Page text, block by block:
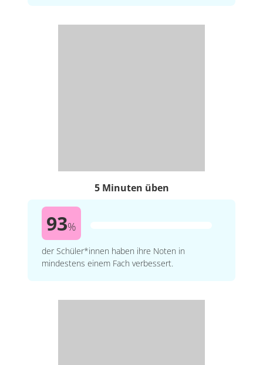
5 Minuten üben
93%
der Schüler*innen haben ihre Noten in
mindestens einem Fach verbessert.